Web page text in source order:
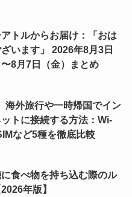
トルからお届け：「おは
います」 2026年8月3日
〜8月7日（金）まとめ
海外旅行や一時帰国でイン
トに接続する方法：Wi-
など5種を徹底比較
食べ物を持ち込む際のル
年版】